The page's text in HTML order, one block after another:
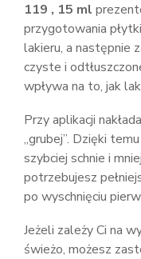
119 , 15 ml
przygotowania
lakieru, a następnie
czyste i
wpływa na to, jak
Przy aplikacji
„grubej”. Dzięki
szybciej schnie i
potrzebujesz
po wyschnięciu
Jeżeli zależy Ci na
świeżo, możesz